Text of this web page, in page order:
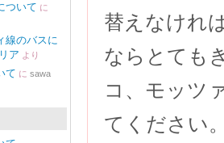
替えなけれ
ならとても
コ、モッツ
てください
ついて に
線のバスに
ア より
て に sawa